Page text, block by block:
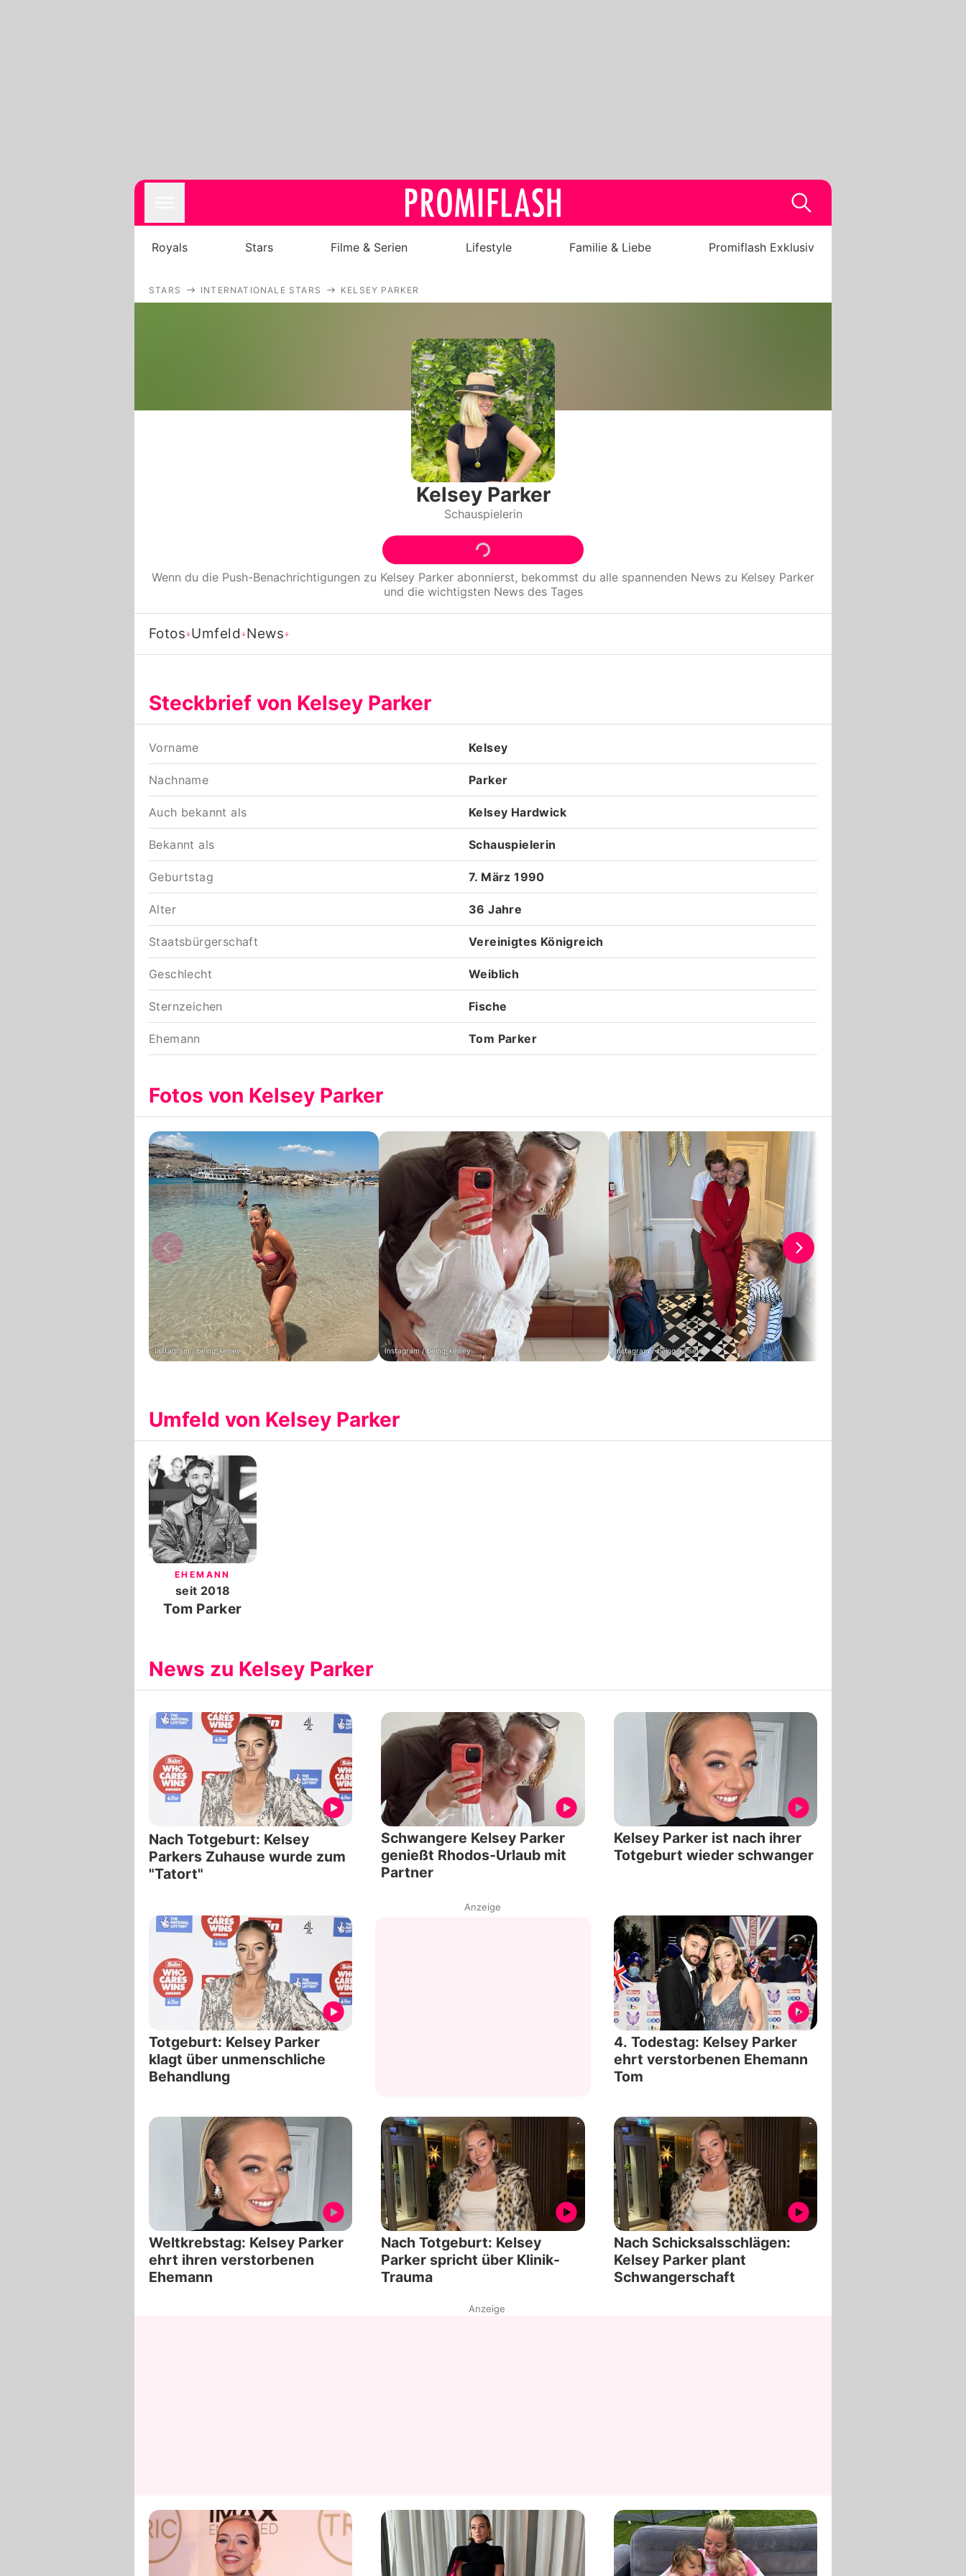
Filme & Serien
Lifestyle
Familie & Liebe
Promiflash Exklusiv
Alle Themen auf Promiflash
Jobs
App runterladen
Team
Nutzungsbedingungen
Royals Stars Filme & Serien Lifestyle Familie & Liebe Promiflash Exklusiv
STARS INTERNATIONALE STARS KELSEY PARKER
Kelsey Parker
Schauspielerin
Wenn du die Push-Benachrichtigungen zu Kelsey Parker abonnierst, bekommst du alle spannenden News zu Kelsey Parker
und die wichtigsten News des Tages
Fotos Umfeld News
Steckbrief von Kelsey Parker
Vorname Kelsey
Nachname Parker
Auch bekannt als Kelsey Hardwick
Bekannt als Schauspielerin
Geburtstag 7. März 1990
Alter 36 Jahre
Staatsbürgerschaft Vereinigtes Königreich
Geschlecht Weiblich
Sternzeichen Fische
Ehemann Tom Parker
Fotos von Kelsey Parker
Instagram / being_kelsey Instagram / being_kelsey Instagram / being_kelsey
Umfeld von Kelsey Parker
EHEMANN
seit 2018
Tom Parker
News zu Kelsey Parker
Nach Totgeburt: Kelsey
Parkers Zuhause wurde zum
"Tatort"
Schwangere Kelsey Parker
genießt Rhodos-Urlaub mit
Partner
Kelsey Parker ist nach ihrer
Totgeburt wieder schwanger
Totgeburt: Kelsey Parker
klagt über unmenschliche
Behandlung
Anzeige
4. Todestag: Kelsey Parker
ehrt verstorbenen Ehemann
Tom
Weltkrebstag: Kelsey Parker
ehrt ihren verstorbenen
Ehemann
Nach Totgeburt: Kelsey
Parker spricht über Klinik-
Trauma
Nach Schicksalsschlägen:
Kelsey Parker plant
Schwangerschaft
Anzeige